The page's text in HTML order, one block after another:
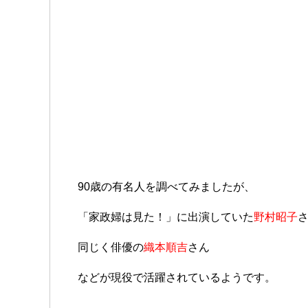
90歳の有名人を調べてみましたが、
「家政婦は見た！」に出演していた野村昭子
同じく俳優の織本順吉さん
などが現役で活躍されているようです。